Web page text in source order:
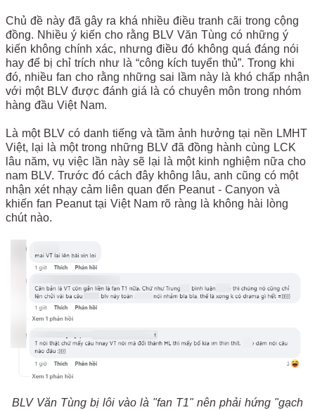
Chủ đề này đã gây ra khá nhiều điều tranh cãi trong cộng
đồng. Nhiều ý kiến cho rằng BLV Văn Tùng có những ý
kiến không chính xác, nhưng điều đó không quá đáng nói
hay để bị chỉ trích như là “công kích tuyển thủ”. Trong khi
đó, nhiều fan cho rằng những sai lầm này là khó chấp nhận
với một BLV được đánh giá là có chuyên môn trong nhóm
hàng đầu Việt Nam.
Là một BLV có danh tiếng và tầm ảnh hưởng tại nền LMHT
Việt, lại là một trong những BLV đã đồng hành cùng LCK
lâu năm, vụ việc lần này sẽ lại là một kinh nghiệm nữa cho
nam BLV. Trước đó cách đây không lâu, anh cũng có một
nhận xét nhạy cảm liên quan đến Peanut - Canyon và
khiến fan Peanut tại Việt Nam rõ ràng là không hài lòng
chút nào.
BLV Văn Tùng bị lôi vào là "fan T1" nên phải hứng "gạch